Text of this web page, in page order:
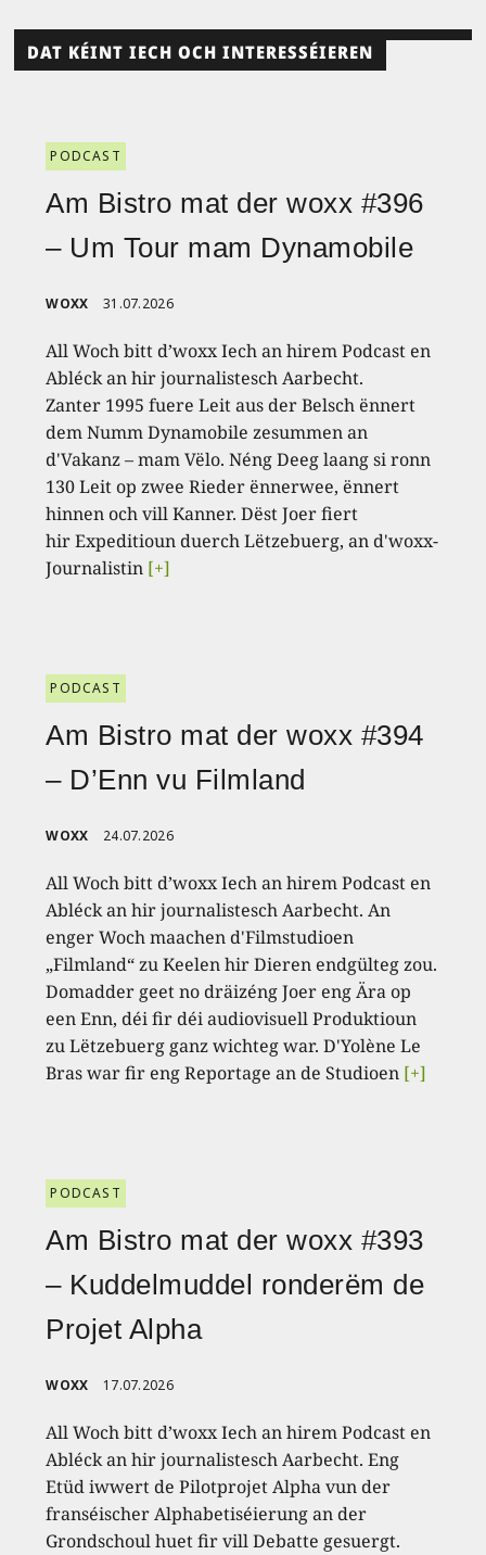
DAT KÉINT IECH OCH INTERESSÉIEREN
PODCAST
Am Bistro mat der woxx #396
– Um Tour mam Dynamobile
WOXX 31.07.2026
All Woch bitt d’woxx Iech an hirem Podcast en
Abléck an hir journalistesch Aarbecht.
Zanter 1995 fuere Leit aus der Belsch ënnert
dem Numm Dynamobile zesummen an
d'Vakanz – mam Vëlo. Néng Deeg laang si ronn
130 Leit op zwee Rieder ënnerwee, ënnert
hinnen och vill Kanner. Dëst Joer fiert
hir Expeditioun duerch Lëtzebuerg, an d'woxx-
Journalistin [+]
PODCAST
Am Bistro mat der woxx #394
– D’Enn vu Filmland
WOXX 24.07.2026
All Woch bitt d’woxx Iech an hirem Podcast en
Abléck an hir journalistesch Aarbecht. An
enger Woch maachen d'Filmstudioen
„Filmland“ zu Keelen hir Dieren endgülteg zou.
Domadder geet no dräizéng Joer eng Ära op
een Enn, déi fir déi audiovisuell Produktioun
zu Lëtzebuerg ganz wichteg war. D'Yolène Le
Bras war fir eng Reportage an de Studioen [+]
PODCAST
Am Bistro mat der woxx #393
– Kuddelmuddel ronderëm de
Projet Alpha
WOXX 17.07.2026
All Woch bitt d’woxx Iech an hirem Podcast en
Abléck an hir journalistesch Aarbecht. Eng
Etüd iwwert de Pilotprojet Alpha vun der
franséischer Alphabetiséierung an der
Grondschoul huet fir vill Debatte gesuergt.